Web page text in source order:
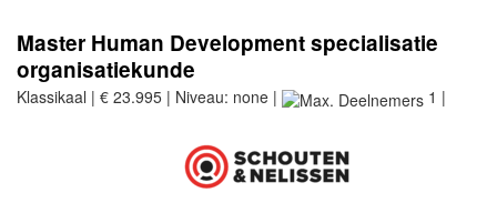
Master Human Development specialisatie
organisatiekunde
Klassikaal | € 23.995 | Niveau: none | 1 |